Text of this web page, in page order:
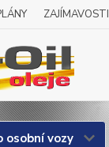
ZAJÍMAVOSTI
osobní vozy